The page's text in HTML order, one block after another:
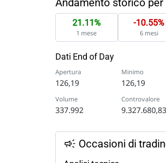
Andamento storico per
21.11%
1 mese
-10.55%
6 mesi
Dati End of Day
Apertura
126,19
Minimo
126,19
Volume
337.992
Controvalore
9.327.680,83
Occasioni di